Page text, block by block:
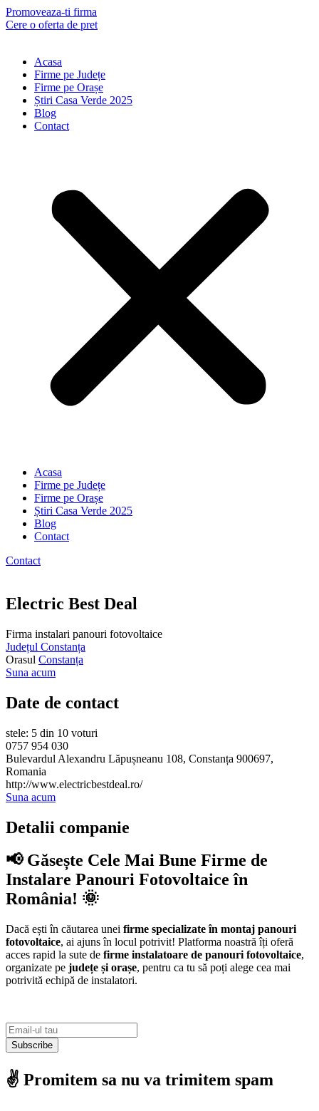
Skip
to
Promoveaza-ti firma
Cere o oferta de pret
Acasa
Firme pe Județe
Firme pe Orașe
Știri Casa Verde 2025
Blog
Contact
Acasa
Firme pe Județe
Firme pe Orașe
Știri Casa Verde 2025
Blog
Contact
Contact
Electric Best Deal
Firma instalari panouri fotovoltaice
Județul Constanța
Orasul Constanța
Suna acum
Date de contact
stele: 5 din 10 voturi
0757 954 030
Bulevardul Alexandru Lăpușneanu 108, Constanța 900697,
Romania
http://www.electricbestdeal.ro/
Suna acum
Detalii companie
📢 Găsește Cele Mai Bune Firme de
Instalare Panouri Fotovoltaice în
România! 🌞
Dacă ești în căutarea unei firme specializate în montaj panouri
fotovoltaice, ai ajuns în locul potrivit! Platforma noastră îți oferă
acces rapid la sute de firme instalatoare de panouri fotovoltaice,
organizate pe județe și orașe, pentru ca tu să poți alege cea mai
potrivită echipă de instalatori.
Subscribe
✌️ Promitem sa nu va trimitem spam